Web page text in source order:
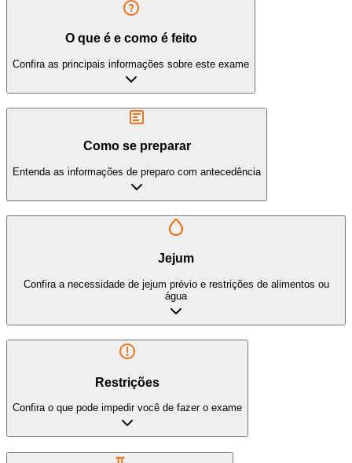
O que é e como é feito
Confira as principais informações sobre este exame
Como se preparar
Entenda as informações de preparo com antecedência
Jejum
Confira a necessidade de jejum prévio e restrições de alimentos ou
água
Restrições
Confira o que pode impedir você de fazer o exame